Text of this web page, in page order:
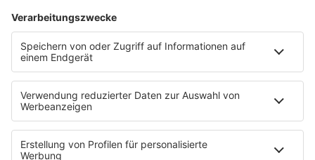
App
T.B. Action-Hero
10 Fragen 10 Antworten
Chat-Community
SALÜ TV
SERVICE